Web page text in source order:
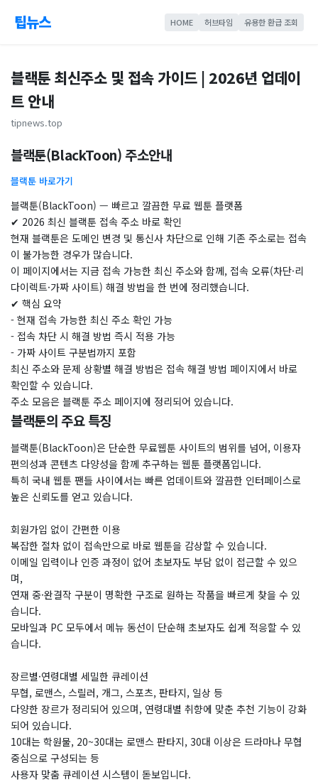
팁뉴스 HOME 허브타임 유용한 환급 조회
블랙툰 최신주소 및 접속 가이드 | 2026년 업데이
트 안내
tipnews.top
블랙툰(BlackToon) 주소안내
블랙툰 바로가기
블랙툰(BlackToon) — 빠르고 깔끔한 무료 웹툰 플랫폼
✔ 2026 최신 블랙툰 접속 주소 바로 확인
현재 블랙툰은 도메인 변경 및 통신사 차단으로 인해 기존 주소로는 접속
이 불가능한 경우가 많습니다.
이 페이지에서는 지금 접속 가능한 최신 주소와 함께, 접속 오류(차단·리
다이렉트·가짜 사이트) 해결 방법을 한 번에 정리했습니다.
✔ 핵심 요약
- 현재 접속 가능한 최신 주소 확인 가능
- 접속 차단 시 해결 방법 즉시 적용 가능
- 가짜 사이트 구분법까지 포함
​최신 주소와 문제 상황별 해결 방법은 접속 해결 방법 페이지에서 바로
확인할 수 있습니다.
주소 모음은 블랙툰 주소 페이지에 정리되어 있습니다.
블랙툰의 주요 특징
블랙툰(BlackToon)은 단순한 무료웹툰 사이트의 범위를 넘어, 이용자
편의성과 콘텐츠 다양성을 함께 추구하는 웹툰 플랫폼입니다.
특히 국내 웹툰 팬들 사이에서는 빠른 업데이트와 깔끔한 인터페이스로
높은 신뢰도를 얻고 있습니다.
회원가입 없이 간편한 이용
복잡한 절차 없이 접속만으로 바로 웹툰을 감상할 수 있습니다.
이메일 입력이나 인증 과정이 없어 초보자도 부담 없이 접근할 수 있으
며,
연재 중·완결작 구분이 명확한 구조로 원하는 작품을 빠르게 찾을 수 있
습니다.
모바일과 PC 모두에서 메뉴 동선이 단순해 초보자도 쉽게 적응할 수 있
습니다.
장르별·연령대별 세밀한 큐레이션
무협, 로맨스, 스릴러, 개그, 스포츠, 판타지, 일상 등
다양한 장르가 정리되어 있으며, 연령대별 취향에 맞춘 추천 기능이 강화
되어 있습니다.
10대는 학원물, 20~30대는 로맨스 판타지, 30대 이상은 드라마나 무협
중심으로 구성되는 등
사용자 맞춤 큐레이션 시스템이 돋보입니다.